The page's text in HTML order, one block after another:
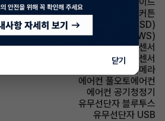
에어백 커튼
주행안전 후측방경보시스템(BSD)
주행안전 차선이탈경보(LDWS)
주차보조 전방감지센서
주차보조 후방감지센서
주차보조 후방카메라
에어컨 풀오토에어컨
에어컨 공기청정기
유무선단자 블루투스
유무선단자 USB
닫기